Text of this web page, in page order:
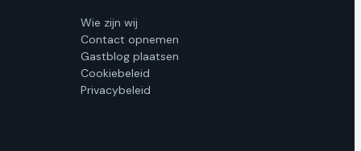
Wie zijn wij
Contact opnemen
Gastblog plaatsen
Cookiebeleid
Privacybeleid